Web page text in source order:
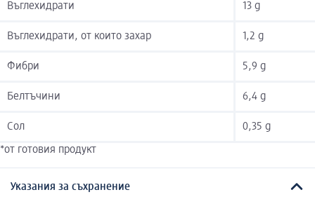
Въглехидрати 13 g
Въглехидрати, от които захар 1,2 g
Фибри 5,9 g
Белтъчини 6,4 g
Сол 0,35 g
*от готовия продукт
Указания за съхранение